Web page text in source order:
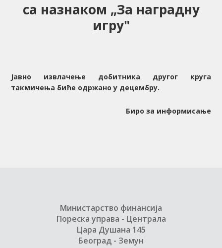
са назнаком „За наградну
игру"
Jaвно извлачење добитника другог круга
такмичења биће одржано у децембру.
Биро за информисање
Министарство финансија
Пореска управа - Централа
Цара Душана 145
Београд - Земун